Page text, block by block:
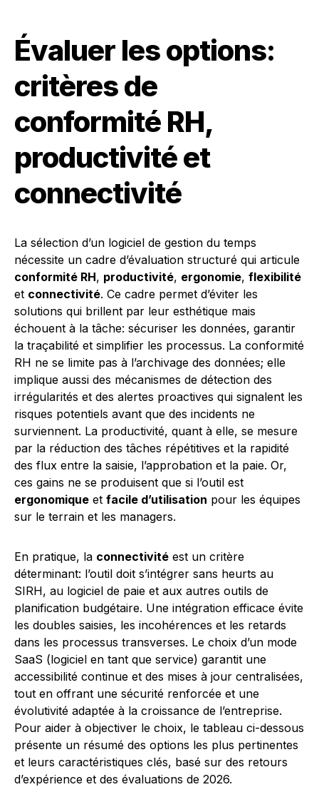
Évaluer les options:
critères de
conformité RH,
productivité et
connectivité
La sélection d’un logiciel de gestion du temps
nécessite un cadre d’évaluation structuré qui articule
conformité RH, productivité, ergonomie, flexibilité
et connectivité. Ce cadre permet d’éviter les
solutions qui brillent par leur esthétique mais
échouent à la tâche: sécuriser les données, garantir
la traçabilité et simplifier les processus. La conformité
RH ne se limite pas à l’archivage des données; elle
implique aussi des mécanismes de détection des
irrégularités et des alertes proactives qui signalent les
risques potentiels avant que des incidents ne
surviennent. La productivité, quant à elle, se mesure
par la réduction des tâches répétitives et la rapidité
des flux entre la saisie, l’approbation et la paie. Or,
ces gains ne se produisent que si l’outil est
ergonomique et facile d’utilisation pour les équipes
sur le terrain et les managers.
En pratique, la connectivité est un critère
déterminant: l’outil doit s’intégrer sans heurts au
SIRH, au logiciel de paie et aux autres outils de
planification budgétaire. Une intégration efficace évite
les doubles saisies, les incohérences et les retards
dans les processus transverses. Le choix d’un mode
SaaS (logiciel en tant que service) garantit une
accessibilité continue et des mises à jour centralisées,
tout en offrant une sécurité renforcée et une
évolutivité adaptée à la croissance de l’entreprise.
Pour aider à objectiver le choix, le tableau ci-dessous
présente un résumé des options les plus pertinentes
et leurs caractéristiques clés, basé sur des retours
d’expérience et des évaluations de 2026.